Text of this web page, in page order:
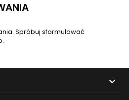
Spróbuj sformułować
